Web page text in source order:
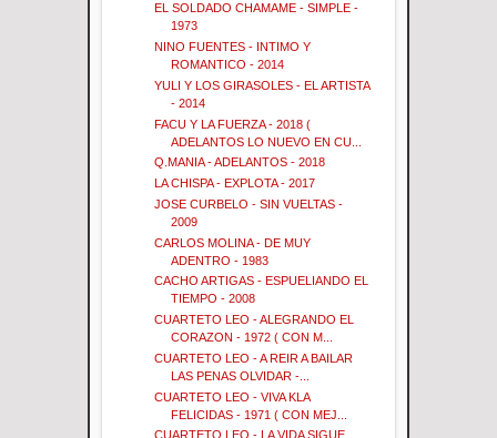
EL SOLDADO CHAMAME - SIMPLE -
1973
NINO FUENTES - INTIMO Y
ROMANTICO - 2014
YULI Y LOS GIRASOLES - EL ARTISTA
- 2014
FACU Y LA FUERZA - 2018 (
ADELANTOS LO NUEVO EN CU...
Q.MANIA - ADELANTOS - 2018
LA CHISPA - EXPLOTA - 2017
JOSE CURBELO - SIN VUELTAS -
2009
CARLOS MOLINA - DE MUY
ADENTRO - 1983
CACHO ARTIGAS - ESPUELIANDO EL
TIEMPO - 2008
CUARTETO LEO - ALEGRANDO EL
CORAZON - 1972 ( CON M...
CUARTETO LEO - A REIR A BAILAR
LAS PENAS OLVIDAR -...
CUARTETO LEO - VIVA KLA
FELICIDAS - 1971 ( CON MEJ...
CUARTETO LEO - LA VIDA SIGUE